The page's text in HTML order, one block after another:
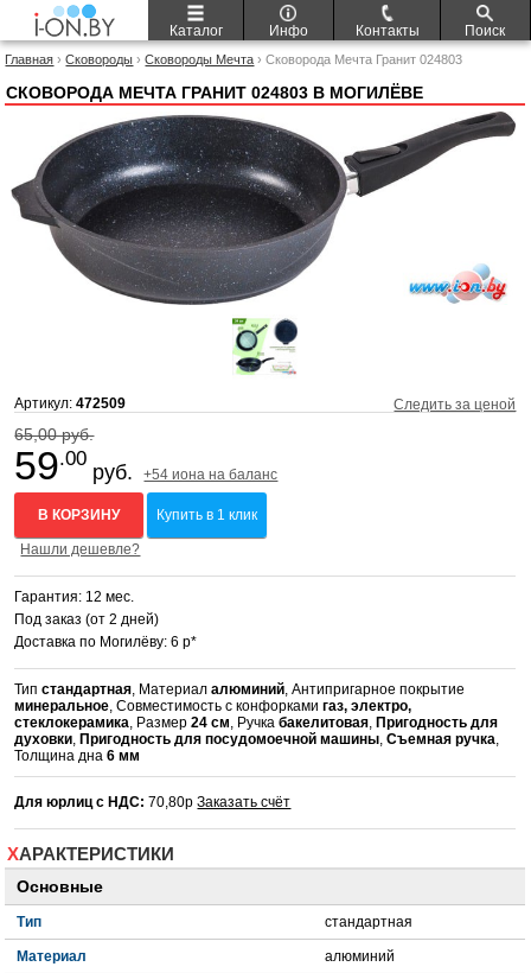
Каталог Инфо Контакты Поиск
Главная ›Сковороды ›Сковороды Мечта › Сковорода Мечта Гранит 024803
СКОВОРОДА МЕЧТА ГРАНИТ 024803 В МОГИЛЁВЕ
Артикул:472509 Следить за ценой
65,00 руб.
59.00
руб. +54 иона на баланс
В КОРЗИНУ Купить в 1 клик
Нашли дешевле?
Гарантия: 12 мес.
Под заказ (от 2 дней)
Доставка по Могилёву: 6 р*
Типстандартная, Материалалюминий, Антипригарное покрытие
минеральное, Совместимость с конфоркамигаз, электро,
стеклокерамика, Размер24 см, Ручкабакелитовая, Пригодность для
духовки, Пригодность для посудомоечной машины,Съемная ручка,
Толщина дна6 мм
Для юрлиц с НДС: 70,80рЗаказать счёт
ХАРАКТЕРИСТИКИ
Основные
Тип стандартная
Материал алюминий